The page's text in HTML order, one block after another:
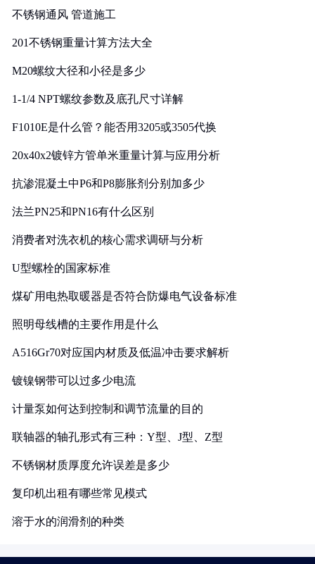
不锈钢通风 管道施工
201不锈钢重量计算方法大全
M20螺纹大径和小径是多少
1-1/4 NPT螺纹参数及底孔尺寸详解
F1010E是什么管？能否用3205或3505代换
20x40x2镀锌方管单米重量计算与应用分析
抗渗混凝土中P6和P8膨胀剂分别加多少
法兰PN25和PN16有什么区别
消费者对洗衣机的核心需求调研与分析
U型螺栓的国家标准
煤矿用电热取暖器是否符合防爆电气设备标准
照明母线槽的主要作用是什么
A516Gr70对应国内材质及低温冲击要求解析
镀镍钢带可以过多少电流
计量泵如何达到控制和调节流量的目的
联轴器的轴孔形式有三种：Y型、J型、Z型
不锈钢材质厚度允许误差是多少
复印机出租有哪些常见模式
溶于水的润滑剂的种类